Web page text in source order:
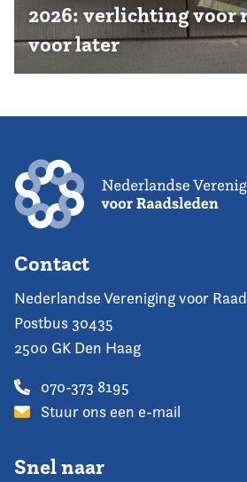
2026: verlichting voor
voor later
Contact
Nederlandse Vereniging voor
Postbus 30435
2500 GK Den Haag
070-373 8195
Stuur ons een e-mail
Snel naar